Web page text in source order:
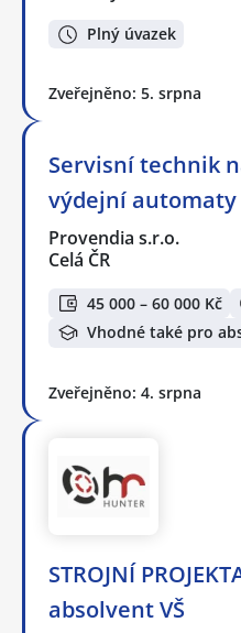
Plný úvazek
Zveřejněno: 5. srpna
Servisní technik
výdejní automaty
Provendia s.r.o.
Celá ČR
45 000 – 60 000 Kč
Vhodné také pro
Zveřejněno: 4. srpna
STROJNÍ
absolvent VŠ